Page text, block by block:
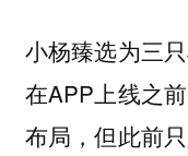
小杨臻选为三
在APP上线之
布局，但此前